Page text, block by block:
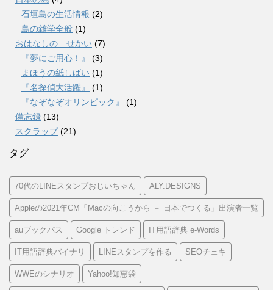
石垣島の生活情報 (2)
島の雑学全般 (1)
おはなしの せかい (7)
『夢にご用心！』
(3)
まほうの紙しばい (1)
『名探偵大活躍』
(1)
『なぞなぞオリンピック』
(1)
備忘録 (13)
スクラップ(21)
タグ
70代のLINEスタンプおじいちゃん ALY.DESIGNS
Appleの2021年CM「Macの向こうから － 日本でつくる」出演者一覧
auブックパス Google トレンド IT用語辞典 e-Words
IT用語辞典バイナリ LINEスタンプを作る SEOチェキ
WWEのシナリオ Yahoo!知恵袋